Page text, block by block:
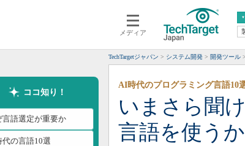
メディア
クラウド
スマートモバイル
ネットワーク
システム運用管理
エン
ERP
CX
情報系
TechTargetジャパン システム開発 開発ツール
ココ知り！
言語選定が重要か
代の言語10選
いまさら聞
言語を使う
AI時代のプログラミング言語10